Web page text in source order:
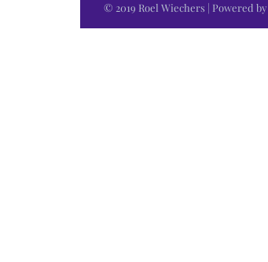
© 2019 Roel Wiechers | Powered by